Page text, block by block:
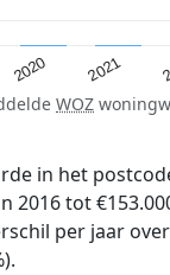
2020 2021
WOZ
in het
2016 tot
per jaar